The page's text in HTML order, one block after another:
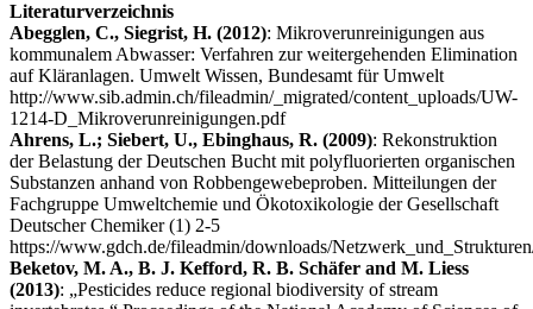
Literaturverzeichnis
Abegglen, C., Siegrist, H. (2012): Mikroverunreinigungen aus
kommunalem Abwasser: Verfahren zur weitergehenden Elimination
auf Kläranlagen. Umwelt Wissen, Bundesamt für Umwelt
http://www.sib.admin.ch/fileadmin/_migrated/content_uploads/UW-
1214-D_Mikroverunreinigungen.pdf
Ahrens, L.; Siebert, U., Ebinghaus, R. (2009): Rekonstruktion
der Belastung der Deutschen Bucht mit polyfluorierten organischen
Substanzen anhand von Robbengewebeproben. Mitteilungen der
Fachgruppe Umweltchemie und Ökotoxikologie der Gesellschaft
Deutscher Chemiker (1) 2-5
https://www.gdch.de/fileadmin/downloads/
Beketov, M. A., B. J. Kefford, R. B. Schäfer and M. Liess
(2013): „Pesticides reduce regional biodiversity of stream